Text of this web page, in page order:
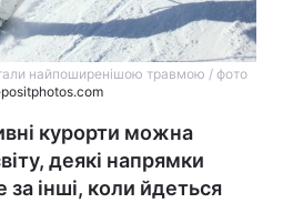
найпоширенішою травмою / фото
курорти можна
деякі напрямки
інші, коли йдеться